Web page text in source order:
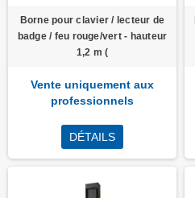
Borne pour clavier / lecteur de
badge / feu rouge/vert - hauteur
1,2 m (
Vente uniquement aux
professionnels
DÉTAILS